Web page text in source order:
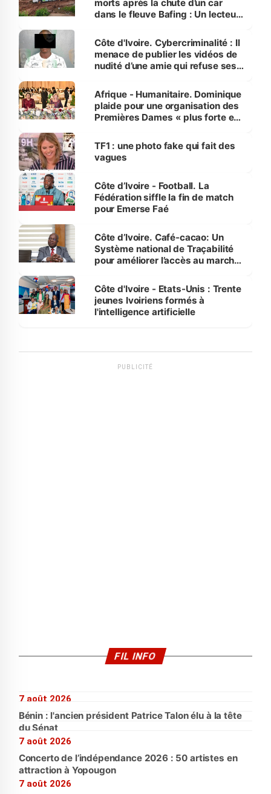
morts après la chute d’un car
dans le fleuve Bafing : Un lecteur
des Transports
Côte d'Ivoire. Cybercriminalité : Il
menace de publier les vidéos de
nudité d’une amie qui refuse ses
Afrique - Humanitaire. Dominique
plaide pour une organisation des
Premières Dames « plus forte et
sur la scène internationale »
TF1 : une photo fake qui fait des
vagues
Côte d’Ivoire - Football. La
Fédération siffle la fin de match
pour Emerse Faé
Côte d’Ivoire. Café-cacao: Un
Système national de Traçabilité
pour améliorer l’accès au marché
Côte d'Ivoire - Etats-Unis : Trente
jeunes Ivoiriens formés à
l'intelligence artificielle
PUBLICITÉ
FIL INFO
7 août 2026
Bénin : l'ancien président Patrice Talon élu à la tête
du Sénat
7 août 2026
Concerto de l’indépendance 2026 : 50 artistes en
attraction à Yopougon
7 août 2026